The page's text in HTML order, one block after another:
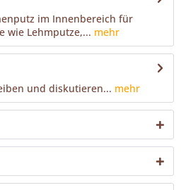
im Innenbereich für
wie Lehmputze,... mehr
und diskutieren... mehr